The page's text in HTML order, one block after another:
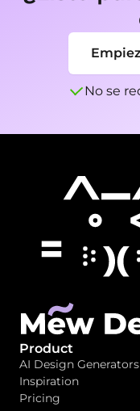
No se
Product
AI Design Generators
Inspiration
Pricing